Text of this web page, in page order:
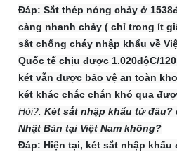
Đáp: Sắt thép nóng chảy ở
càng nhanh chảy ( chỉ trong ít
sắt chống cháy nhập khẩu về
Quốc tế chịu được 1.020độC/
két vẫn được bảo vệ an toàn
két khác chắc chắn khó qua
Hỏi?: Két sắt nhập khẩu từ đâu?
Nhật Bản tại Việt Nam không?
Đáp: Hiện tại, két sắt nhập khẩu